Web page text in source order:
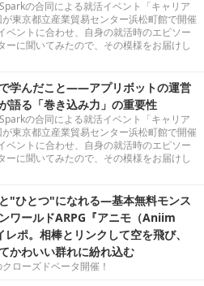
の合同による就活イベント「キャリア
東京都立産業貿易センター浜松町館で開催
ベントに合わせ、自身の就活時のエピソー
ーに聞いてみたので、その模様をお届けし
学んだこと――アプリボットの運営
語る「巻き込み力」の重要性
の合同による就活イベント「キャリア
東京都立産業貿易センター浜松町館で開催
ベントに合わせ、自身の就活時のエピソー
ーに聞いてみたので、その模様をお届けし
"ひとつ"になれる―基本無料モンス
ワールドARPG『アニモ（Aniim
ポ。相棒とリンクして空を飛び、
かわいい群れに紛れ込む
ローズドベータ開催！